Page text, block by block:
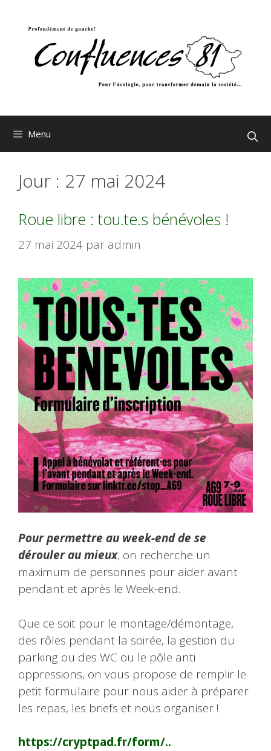
Menu
Jour : 27 mai 2024
Roue libre : tou.te.s bénévoles !
27 mai 2024 par admin
Pour permettre au week-end de se
dérouler au mieux, on recherche un
maximum de personnes pour aider avant
pendant et après le Week-end.
Que ce soit pour le montage/démontage,
des rôles pendant la soirée, la gestion du
parking ou des WC ou le pôle anti
oppressions, on vous propose de remplir le
petit formulaire pour nous aider à préparer
les repas, les briefs et nous organiser !
https://cryptpad.fr/form/...